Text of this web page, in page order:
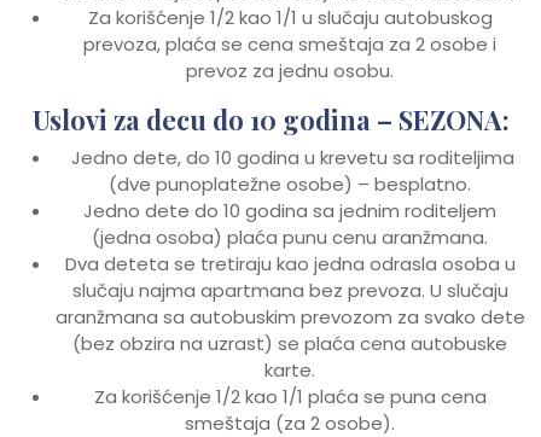
Za korišćenje 1/2 kao 1/1 u slučaju autobuskog
prevoza, plaća se cena smeštaja za 2 osobe i
prevoz za jednu osobu.
Uslovi za decu do 10 godina – SEZONA:
Jedno dete, do 10 godina u krevetu sa roditeljima
(dve punoplatežne osobe) – besplatno.
Jedno dete do 10 godina sa jednim roditeljem
(jedna osoba) plaća punu cenu aranžmana.
Dva deteta se tretiraju kao jedna odrasla osoba u
slučaju najma apartmana bez prevoza. U slučaju
aranžmana sa autobuskim prevozom za svako dete
(bez obzira na uzrast) se plaća cena autobuske
karte.
Za korišćenje 1/2 kao 1/1 plaća se puna cena
smeštaja (za 2 osobe).